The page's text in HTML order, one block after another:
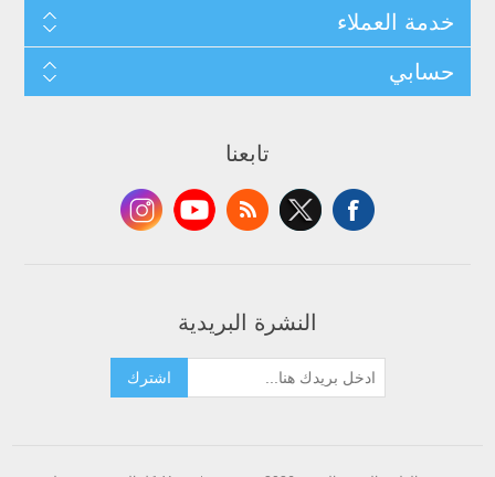
خدمة العملاء
حسابي
تابعنا
النشرة البريدية
اشترك